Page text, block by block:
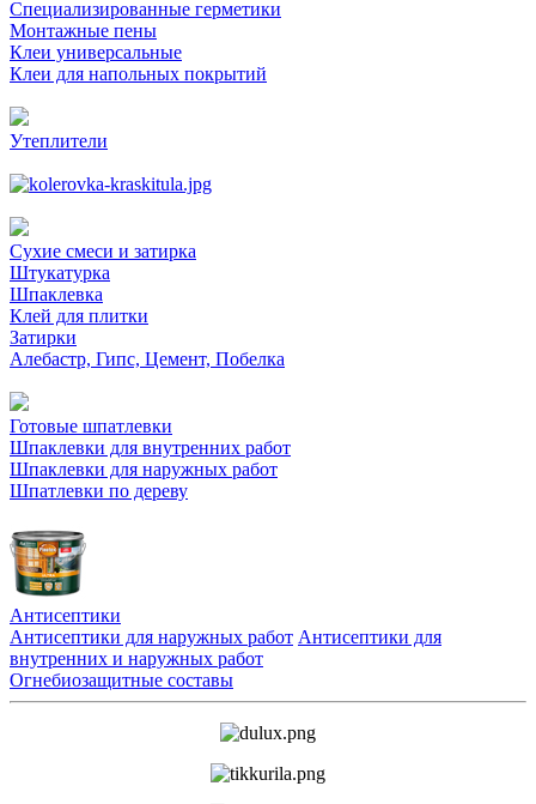
Специализированные герметики
Монтажные пены
Клеи универсальные
Клеи для напольных покрытий
Утеплители
Сухие смеси и затирка
Штукатурка
Шпаклевка
Клей для плитки
Затирки
Алебастр, Гипс, Цемент, Побелка
Готовые шпатлевки
Шпаклевки для внутренних работ
Шпаклевки для наружных работ
Шпатлевки по дереву
Антисептики
Антисептики для наружных работ Антисептики для
внутренних и наружных работ
Огнебиозащитные составы